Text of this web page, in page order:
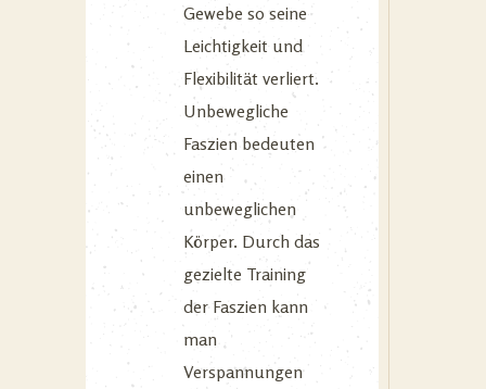
Gewebe so seine
Leichtigkeit und
Flexibilität verliert.
Unbewegliche
Faszien bedeuten
einen
unbeweglichen
Körper. Durch das
gezielte Training
der Faszien kann
man
Verspannungen